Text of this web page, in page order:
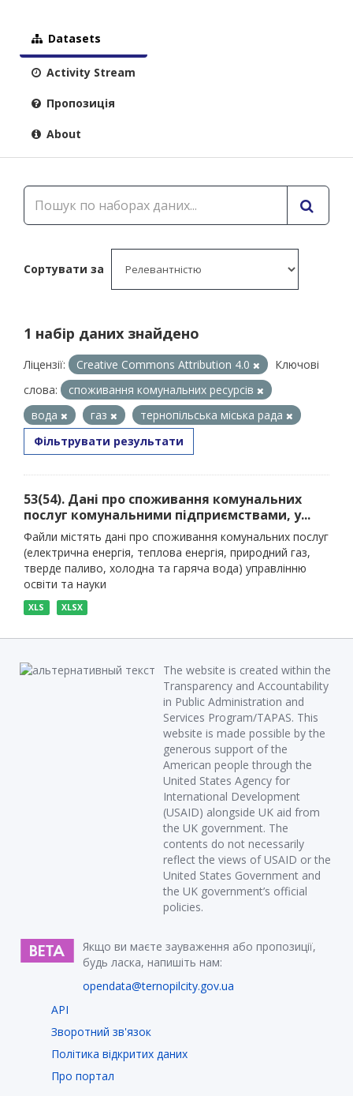
Datasets
Activity Stream
Пропозиція
About
Сортувати за
1 набір даних знайдено
Ліцензії: Creative Commons Attribution 4.0
Ключові
слова:
споживання комунальних ресурсів
вода
газ
тернопільська міська рада
Фільтрувати результати
53(54). Дані про споживання комунальних
послуг комунальними підприємствами, у...
Файли містять дані про споживання комунальних послуг
(електрична енергія, теплова енергія, природний газ,
тверде паливо, холодна та гаряча вода) управлінню
освіти та науки
XLS XLSX
The website is created within the
Transparency and Accountability
in Public Administration and
Services Program/TAPAS. This
website is made possible by the
generous support of the
American people through the
United States Agency for
International Development
(USAID) alongside UK aid from
the UK government. The
contents do not necessarily
reflect the views of USAID or the
United States Government and
the UK government’s official
policies.
Якщо ви маєте зауваження або пропозиції,
будь ласка, напишіть нам:
opendata@ternopilcity.gov.ua
API
Зворотний зв'язок
Політика відкритих даних
Про портал